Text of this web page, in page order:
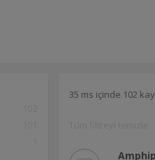
35 ms içinde 102